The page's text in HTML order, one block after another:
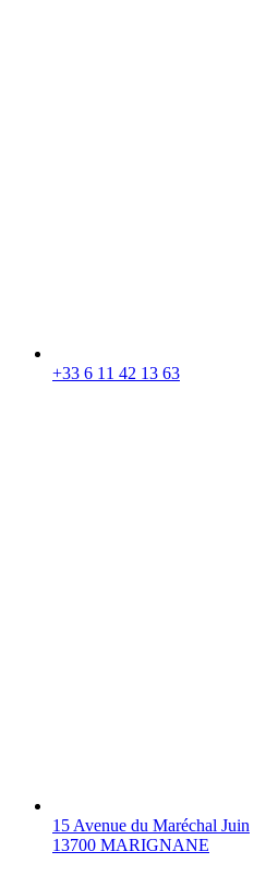
+33 6 11 42 13 63
15 Avenue du Maréchal Juin
13700 MARIGNANE